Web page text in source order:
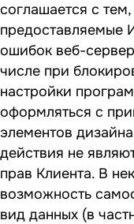
соглашается с
предоставляемые
ошибок веб-
числе при
настройки
оформляться с
элементов
действия не
прав Клиента. В
возможность
вид данных (в